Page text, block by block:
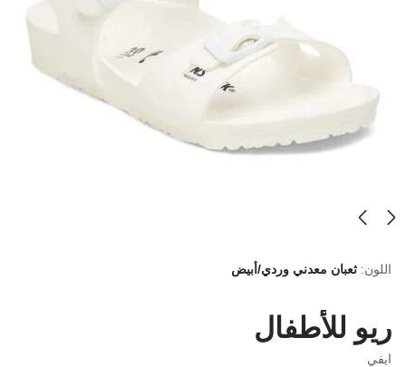
اللون: ثعبان معدني وردي/أبيض
ريو للأطفال
ايفي